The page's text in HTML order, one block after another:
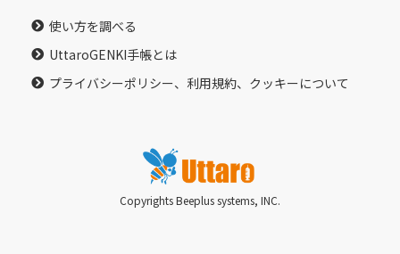
使い方を調べる
UttaroGENKI手帳とは
プライバシーポリシー、利用規約、クッキーについて
Copyrights Beeplus systems, INC.